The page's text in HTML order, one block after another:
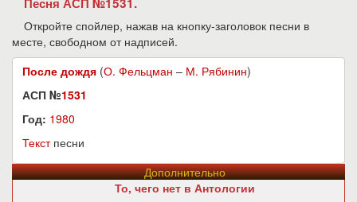
Откройте спойлер, нажав на кнопку-заголовок песни в
месте, свободном от надписей.
После дождя (О. Фельцман – М. Рябинин)
АСП №1531
Год: 1980
Текстпесни
Дополнительно
То, чего нет в Антологии